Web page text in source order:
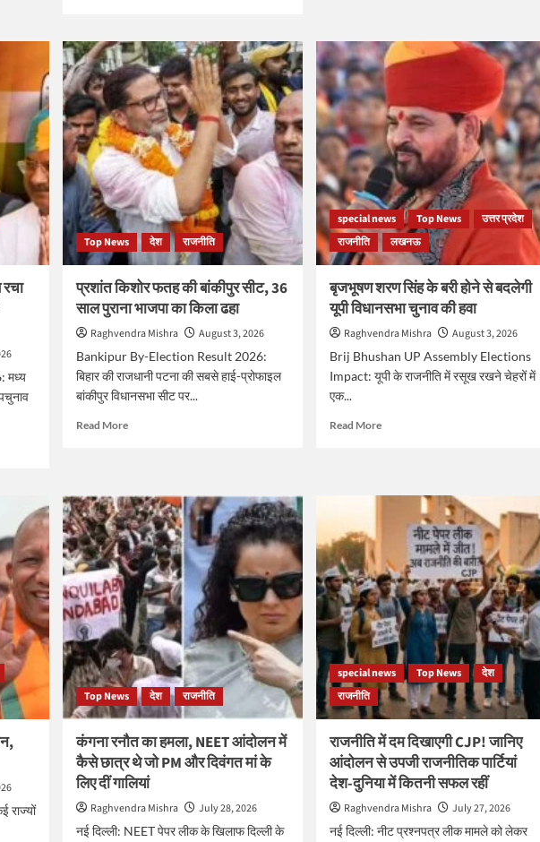
UP
Assembly
Election
2027:
क्या
अखिलेश
के
सॉफ्ट
हिंदुत्व
से
ढहेगा
योगी
का
किला,
PDA
के
साथ
सनातन
का
नया
दांव
31
साल
पुराना
किला
ढहाने
में
प्रशांत
किशोर
की
पत्नी
का
रहा
रोल,
कौन
हैं
डॉ.
दास
मध्य
Top News देश राजनीति
प्रशांत किशोर फतह की बांकीपुर सीट, 36
साल पुराना भाजपा का किला ढहा
Raghvendra Mishra
August 3, 2026
Bankipur By-Election Result 2026:
बिहार की राजधानी पटना की सबसे हाई-प्रोफाइल
बांकीपुर विधानसभा सीट पर...
Read MoreRead
फतह
की
बांकीपुर
सीट,
36
साल
पुराना
भाजपा
का
किला
ढहा
special news Top News
उत्तर प्रदेश
राजनीति
लखनऊ
बृजभूषण शरण सिंह के बरी होने से बदलेगी
यूपी विधानसभा चुनाव की हवा
Raghvendra Mishra
August 3, 2026
Brij Bhushan UP Assembly Elections
Impact: यूपी के राजनीति में रसूख रखने चेहरों में
एक...
Read MoreRead
होने
से
बदलेगी
यूपी
विधानसभा
चुनाव
की
हवा
राज्यों
Top News देश राजनीति
कंगना रनौत का हमला, NEET आंदोलन में
कैसे छात्र थे जो PM और दिवंगत मां के
लिए दीं गालियां
Raghvendra Mishra
July 28, 2026
नई दिल्ली: NEET पेपर लीक के खिलाफ दिल्ली के
special news Top News
देश
राजनीति
राजनीति में दम दिखाएगी CJP! जानिए
आंदोलन से उपजी राजनीतिक पार्टियां
देश-दुनिया में कितनी सफल रहीं
Raghvendra Mishra
July 27, 2026
नई दिल्ली: नीट प्रश्नपत्र लीक मामले को लेकर